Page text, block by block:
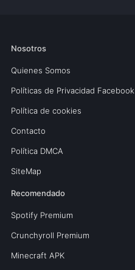
Nosotros
Quienes Somos
Políticas de Privacidad Facebook
Política de cookies
Contacto
Política DMCA
SiteMap
Recomendado
Spotify Premium
Crunchyroll Premium
Minecraft APK